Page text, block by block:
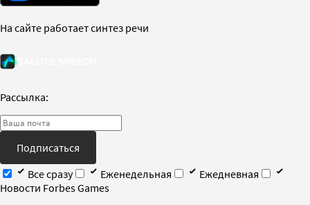
На сайте работает синтез речи
Рассылка:
Подписаться
Все сразу
Еженедельная
Ежедневная
Новости Forbes Games